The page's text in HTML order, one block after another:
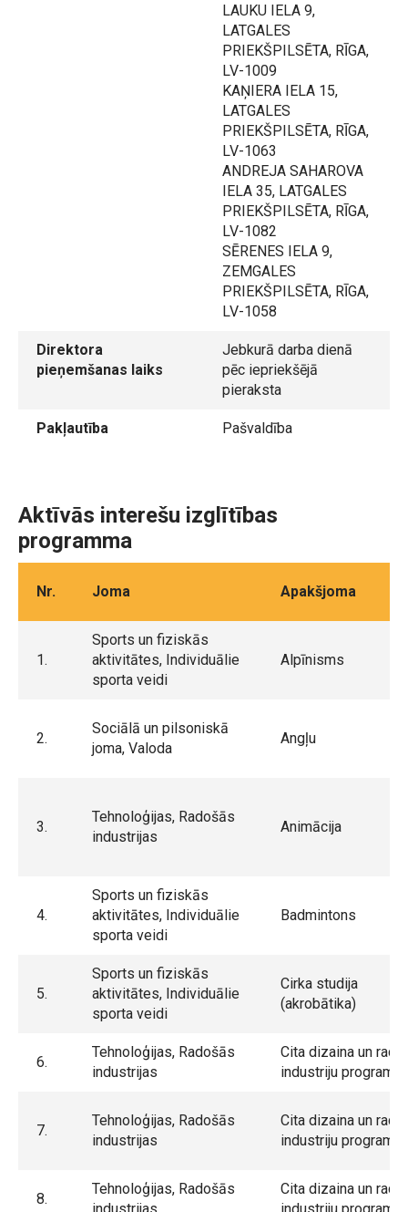
LAUKU IELA 9,
LATGALES
PRIEKŠPILSĒTA, RĪGA,
LV-1009
KAŅIERA IELA 15,
LATGALES
PRIEKŠPILSĒTA, RĪGA,
LV-1063
ANDREJA SAHAROVA
IELA 35, LATGALES
PRIEKŠPILSĒTA, RĪGA,
LV-1082
SĒRENES IELA 9,
ZEMGALES
PRIEKŠPILSĒTA, RĪGA,
LV-1058
Direktora
pieņemšanas laiks
Jebkurā darba dienā
pēc iepriekšējā
pieraksta
Pakļautība Pašvaldība
Aktīvās interešu izglītības
programma
Nr. Joma Apakšjoma
1.
Sports un fiziskās
aktivitātes, Individuālie
sporta veidi
Alpīnisms
2.
Sociālā un pilsoniskā
joma, Valoda
Angļu
3.
Tehnoloģijas, Radošās
industrijas
Animācija
4.
Sports un fiziskās
aktivitātes, Individuālie
sporta veidi
Badmintons
5.
Sports un fiziskās
aktivitātes, Individuālie
sporta veidi
Cirka studija
(akrobātika)
6.
Tehnoloģijas, Radošās
industrijas
Cita dizaina un
industriju
7.
Tehnoloģijas, Radošās
industrijas
Cita dizaina un
industriju
8.
Tehnoloģijas, Radošās
Cita dizaina un